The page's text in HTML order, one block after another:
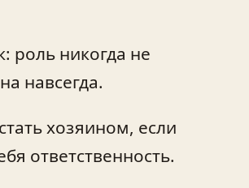
роль никогда не
навсегда.
хозяином, если
ответственность.